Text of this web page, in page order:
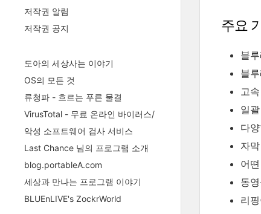
저작권 알림
저작권 공지
도아의 세상사는 이야기
OS의 모든 것
류청파 - 흐르는 푸른 물결
VirusTotal - 무료 온라인 바이러스/
악성 소프트웨어 검사 서비스
Last Chance 님의 프로그램 소개
blog.portableA.com
세상과 만나는 프로그램 이야기
BLUEnLIVE's ZockrWorld
주요
블
블
고
일
다
자
어
동
리